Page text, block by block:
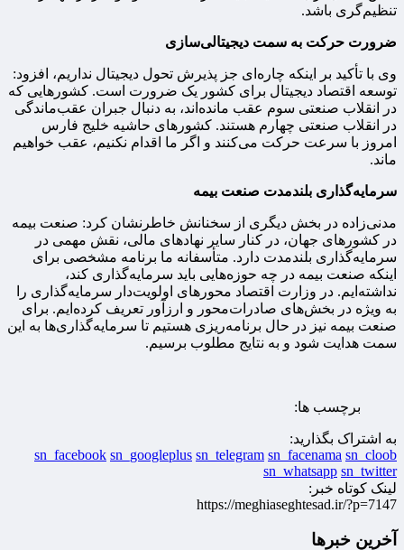
تنظیم‌گری باشد.
ضرورت حرکت به سمت دیجیتالی‌سازی
وی با تأکید بر اینکه چاره‌ای جز پذیرش تحول دیجیتال نداریم، افزود:
توسعه اقتصاد دیجیتال برای کشور یک ضرورت است. کشورهایی که
در انقلاب صنعتی سوم عقب مانده‌اند، به دنبال جبران عقب‌ماندگی
در انقلاب صنعتی چهارم هستند. کشورهای حاشیه خلیج فارس
امروز با سرعت حرکت می‌کنند و اگر ما اقدام نکنیم، عقب خواهیم
ماند.
سرمایه‌گذاری بلندمدت صنعت بیمه
مدنی‌زاده در بخش دیگری از سخنانش خاطرنشان کرد: صنعت بیمه
در کشورهای جهان، در کنار سایر نهادهای مالی، نقش مهمی در
سرمایه‌گذاری بلندمدت دارد. متأسفانه ما برنامه مشخصی برای
اینکه صنعت بیمه در چه حوزه‌هایی باید سرمایه‌گذاری کند،
نداشته‌ایم. در وزارت اقتصاد محورهای اولویت‌دار سرمایه‌گذاری را
به‌ ویژه در بخش‌های صادرات‌محور و ارزآور تعریف کرده‌ایم. برای
صنعت بیمه نیز در حال برنامه‌ریزی هستیم تا سرمایه‌گذاری‌ها به این
سمت هدایت شود و به نتایج مطلوب برسیم.
برچسب ها:
به اشتراک بگذارید:
sn_facebook sn_googleplus sn_telegram sn_facenama sn_cloob
sn_whatsapp sn_twitter
لینک کوتاه خبر:
https://meghiaseghtesad.ir/?p=7147
آخرین خبرها